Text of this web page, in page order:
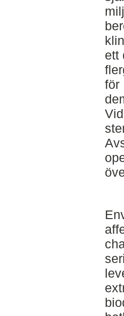
ett
för